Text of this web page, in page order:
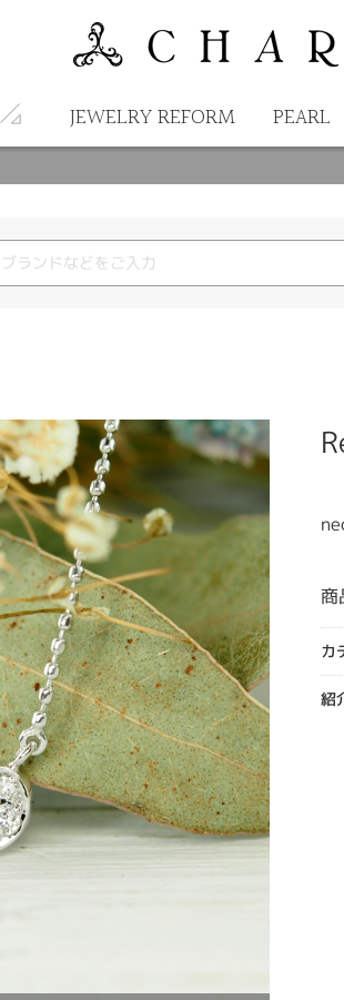
JEWELRY REFORM PEARL
商
カ
紹